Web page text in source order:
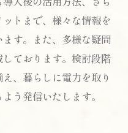
トまで、様々な情報を
す。また、多様な疑問
ております。検討段階
、暮らしに電力を取り
う発信いたします。